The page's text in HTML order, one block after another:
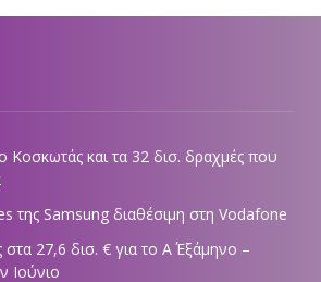
Κοσκωτάς και τα 32 δισ. δραχμές που
της Samsung διαθέσιμη στη Vodafone
στα 27,6 δισ. € για το Α΄ Εξάμηνο –
Ιούνιο